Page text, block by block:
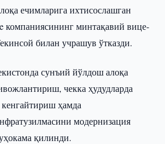
ечимларига ихтисослашган
компаниясининг минтақавий вице-
билан учрашув ўтказди.
сунъий йўлдош алоқа
чекка ҳудудларда
ҳамда
модернизация
қилинди.